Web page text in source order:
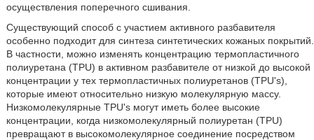
осуществления поперечного сшивания.
Существующий способ с участием активного разбавителя
особенно подходит для синтеза синтетических кожаных покрытий.
В частности, можно изменять концентрацию термопластичного
полиуретана (TPU) в активном разбавителе от низкой до высокой
концентрации у тех термопластичных полиуретанов (TPU's),
которые имеют относительно низкую молекулярную массу.
Низкомолекулярные TPU's могут иметь более высокие
концентрации, когда низкомолекулярный полиуретан (TPU)
превращают в высокомолекулярное соединение посредством